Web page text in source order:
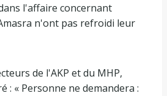
l'affaire concernant
n'ont pas refroidi leur
de l'AKP et du MHP,
: « Personne ne demandera :